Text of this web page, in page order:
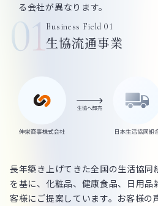
る会社が異なります。
01Business Field 01
生協流通事業
長年築き上げてきた全国の生活協
を基に、化粧品、健康食品、日用
客様にご提案しています。お客様の